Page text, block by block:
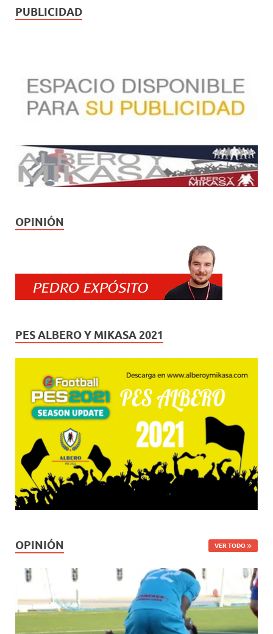
PUBLICIDAD
OPINIÓN
PES ALBERO Y MIKASA 2021
OPINIÓN VER TODO